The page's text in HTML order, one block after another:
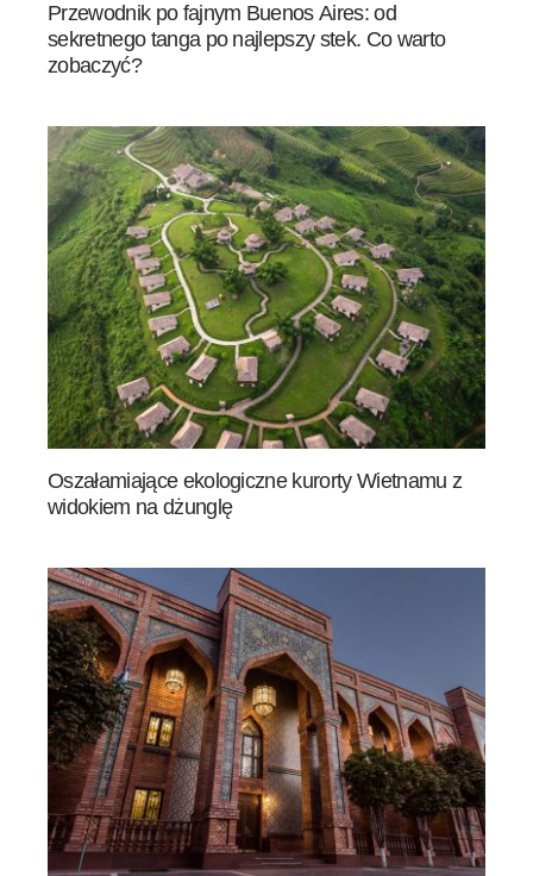
Przewodnik po fajnym Buenos Aires: od
sekretnego tanga po najlepszy stek. Co warto
zobaczyć?
Oszałamiające ekologiczne kurorty Wietnamu z
widokiem na dżunglę